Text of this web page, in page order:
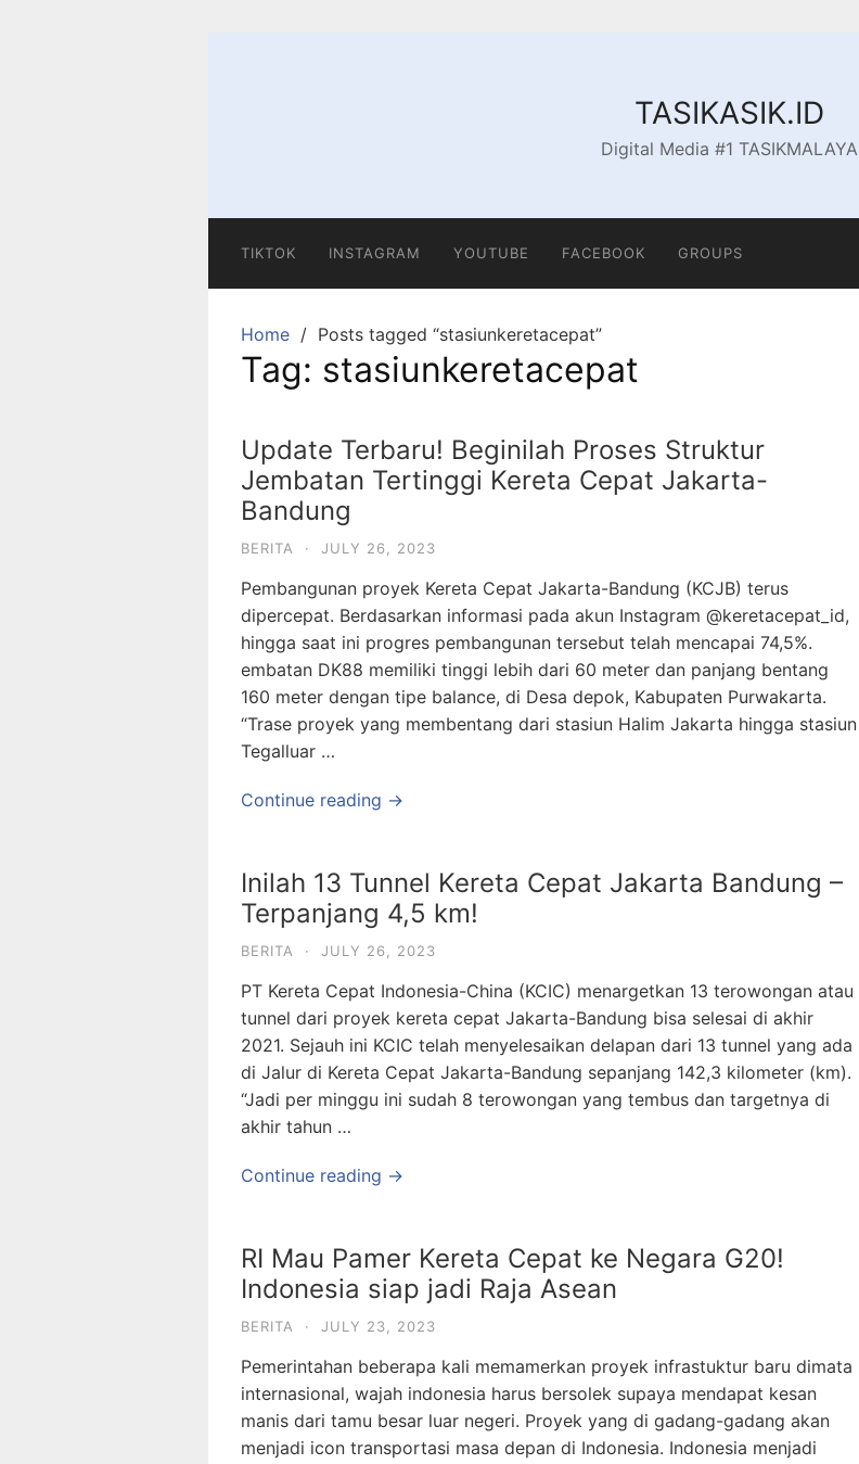
TASIKASIK.ID
Digital Media #1 TASIKMALAYA
TIKTOK INSTAGRAM YOUTUBE FACEBOOK GROUPS
Home Posts tagged “stasiunkeretacepat”
Tag: stasiunkeretacepat
Update Terbaru! Beginilah Proses Struktur
Jembatan Tertinggi Kereta Cepat Jakarta-
Bandung
BERITA · JULY 26, 2023
Pembangunan proyek Kereta Cepat Jakarta-Bandung (KCJB) terus
dipercepat. Berdasarkan informasi pada akun Instagram @keretacepat_id,
hingga saat ini progres pembangunan tersebut telah mencapai 74,5%.
embatan DK88 memiliki tinggi lebih dari 60 meter dan panjang bentang
160 meter dengan tipe balance, di Desa depok, Kabupaten Purwakarta.
“Trase proyek yang membentang dari stasiun Halim Jakarta hingga stasiun
Tegalluar …
Continue reading →
Inilah 13 Tunnel Kereta Cepat Jakarta Bandung –
Terpanjang 4,5 km!
BERITA · JULY 26, 2023
PT Kereta Cepat Indonesia-China (KCIC) menargetkan 13 terowongan atau
tunnel dari proyek kereta cepat Jakarta-Bandung bisa selesai di akhir
2021. Sejauh ini KCIC telah menyelesaikan delapan dari 13 tunnel yang ada
di Jalur di Kereta Cepat Jakarta-Bandung sepanjang 142,3 kilometer (km).
“Jadi per minggu ini sudah 8 terowongan yang tembus dan targetnya di
akhir tahun …
Continue reading →
RI Mau Pamer Kereta Cepat ke Negara G20!
Indonesia siap jadi Raja Asean
BERITA · JULY 23, 2023
Pemerintahan beberapa kali memamerkan proyek infrastuktur baru dimata
internasional, wajah indonesia harus bersolek supaya mendapat kesan
manis dari tamu besar luar negeri. Proyek yang di gadang-gadang akan
menjadi icon transportasi masa depan di Indonesia. Indonesia menjadi